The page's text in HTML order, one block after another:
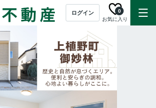
ログイン
お気に入り
0